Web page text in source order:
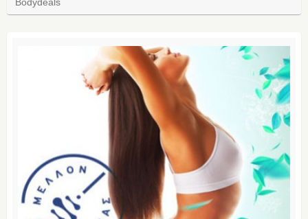
Bodydeals